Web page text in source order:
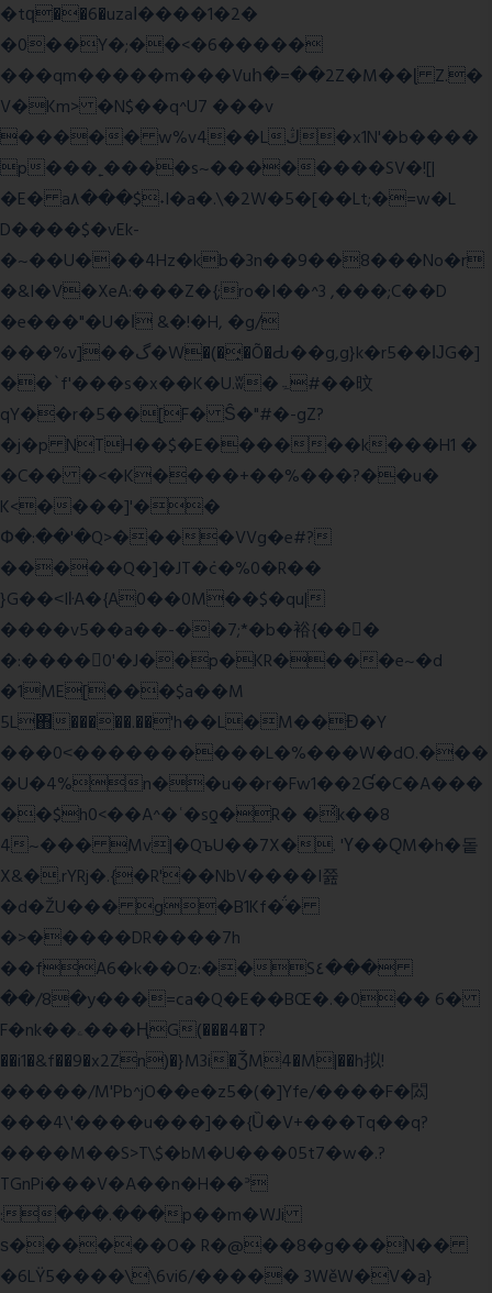
�tԛ��6�uzaІ����1�2�
�0��Y�;��<�6�����
���qm�����m���Vuհ�=��2Z�M��ɭ Z.�
V�Km> �N$��q^U7 ���v
����� w%v4��Lڭ�x1N'�b����
p���˿����s~��������SV�![|
�E� a٨���$˖I�a�.\�2W�5�[��Lt;�=w�L
D����$�vEk-
�~��U���4Hz�kb�3n��9��8���No�r
�&I�V�XeA:���Z�{;ro�I��^3 ,���;C��D
�e���"�U�ǀ &�!�H, �g/
���%v]��گ�W�(�̟�Õ�Ԃ��g,g}k�r5��ĲG�]
��`f'���s�x��K�U.ʬ�ۃ#��旼
qY��r�5��[F� Ŝ�"#�-gZ?
�j�p NTH��$�E������k���H1 �
�C�� �<�K����+��%���?��u�
K<����]'��
Փ�:��'�Q>����VVg�e#?
�����Q�]�JT�݁c�%0�R��
}G��˂IŀA�{A0��0M��$�qu|
����v5��a��-��7;*�b�裕{���ً
�:����0'�J��p�KR����e~�d
�1ME[���$a��M
5L΋�����.��'h��L�M��Ɖ�Y
���0˂����������L�%���W�dO.���
�U�4%n��u��r�Fw1��2Ɠ�C�A���
��$h0<��A^�ʿ�sƍ�R� �͗k��8
4~��� Mv|�QъU��7X�. 'Ү��ԚM�h�돝
X&�.rYRj�.{�R'��NbV����I쯆
�d�ŽU��� g�B1Kf�̈́�
�>�����DR����7h
��fA6�k��Oz:��S٤���
��/8�y���=ca�Q�E��BŒ�.�0�� 6�
F�nk��ۦ���ҢG(���4�T?
��i1�&f��9�x2Zn)�}M3i�ǮM4�M|��h拟!
�����/M'Pb^jO��e�z5�(�]Yfe/����F�閦
���4\'����u���]��{Ȕ�V+���Tq��q?
����M��S>T\$�bM�U���05t7�w�.?
TGnPi���V�A��n�H��ᐣ
:���.���p��m�WJi
ѕ������O� R�@��8�g���N��
�6LŸ5����\\6vi6/����� 3WěW�V�a}